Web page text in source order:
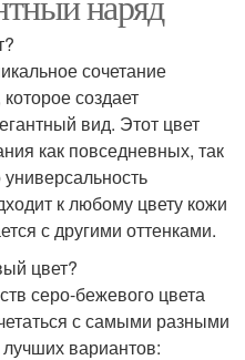
сочетание
создает
вид. Этот цвет
как повседневных, так
к любому цвету кожи
с другими оттенками.
цвет?
серо-бежевого цвета
с самыми разными
вариантов: